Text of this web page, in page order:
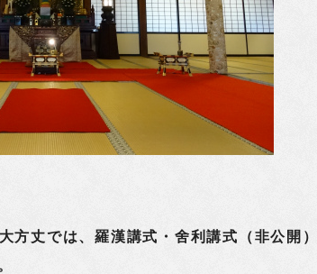
方丈では、羅漢講式・舍利講式（非公開